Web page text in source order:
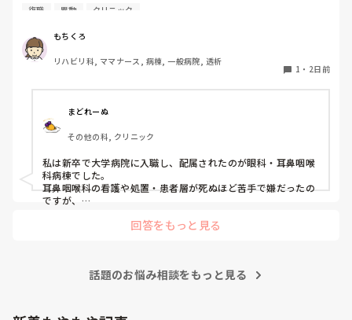
また、どんなところが合っていると感じましたか？
私はこれまで脳神経外科、リハビリ科、透析室と経験しまし
たが、どこもしっくり来なくて悩んでいます…。次回の転職
の参考にさせていただきたいです😭
復職 異動 クリニック
もちくろ
リハビリ科, ママナース, 病棟, 一般病院, 透析
1 ・ 2日前
まどれーぬ
その他の科, クリニック
私は新卒で大学病院に入職し、配属されたのが眼科・耳鼻咽喉
科病棟でした。
耳鼻咽喉科の看護や処置・患者層が死ぬほど苦手で嫌だったの
ですが、
異動の声がかかる前に眼科クリニックに転職しました。
回答をもっと見る
話題のお悩み相談をもっと見る